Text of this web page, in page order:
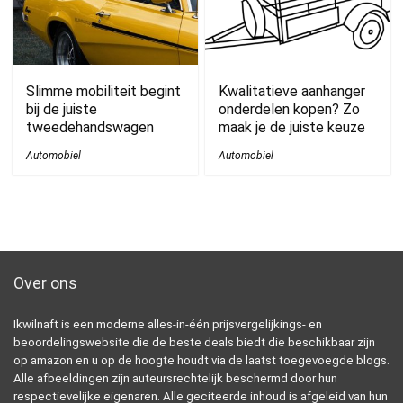
Slimme mobiliteit begint
bij de juiste
tweedehandswagen
Automobiel
Kwalitatieve aanhanger
onderdelen kopen? Zo
maak je de juiste keuze
Automobiel
Over ons
Ikwilnaft is een moderne alles-in-één prijsvergelijkings- en
beoordelingswebsite die de beste deals biedt die beschikbaar zijn
op amazon en u op de hoogte houdt via de laatst toegevoegde blogs.
Alle afbeeldingen zijn auteursrechtelijk beschermd door hun
respectievelijke eigenaren. Alle geciteerde inhoud is afgeleid van hun